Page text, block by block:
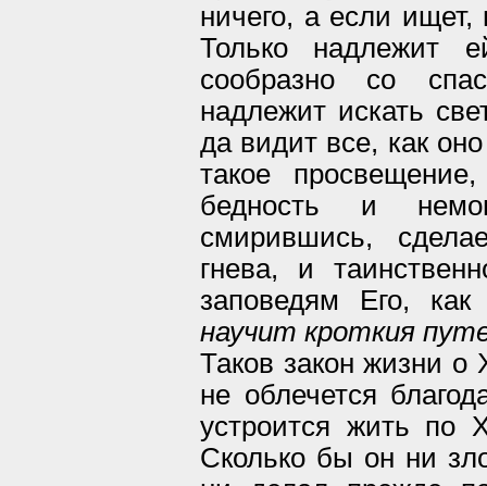
ничего, а если ищет,
Только надлежит
сообразно со
надлежит искать
да видит все, как
такое
бедность и
смирившись,
гнева, и
заповедям Его, как
научит кроткия
Таков закон жизни о
не облечется
устроится жить по
Сколько бы он ни